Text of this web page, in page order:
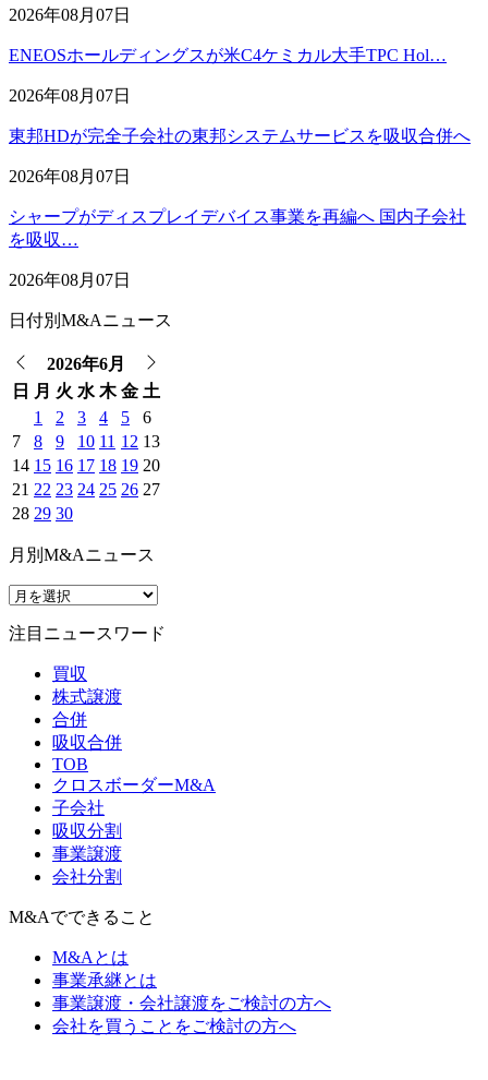
2026年08月07日
ENEOSホールディングスが米C4ケミカル大手TPC Hol…
2026年08月07日
東邦HDが完全子会社の東邦システムサービスを吸収合併へ
2026年08月07日
シャープがディスプレイデバイス事業を再編へ 国内子会社
を吸収…
2026年08月07日
日付別M&Aニュース
2026年6月
日 月 火 水 木 金 土
1
2 3 4 5
6
7
8 9 10 11 12 13
14 15 16 17 18 19 20
21 22 23 24 25 26 27
28 29 30
月別M&Aニュース
注目ニュースワード
買収
株式譲渡
合併
吸収合併
TOB
クロスボーダーM&A
子会社
吸収分割
事業譲渡
会社分割
M&Aでできること
M&Aとは
事業承継とは
事業譲渡・会社譲渡をご検討の方へ
会社を買うことをご検討の方へ